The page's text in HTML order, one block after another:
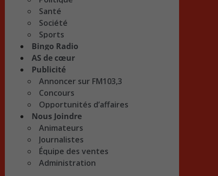
Santé
Société
Sports
Bingo Radio
AS de cœur
Publicité
Annoncer sur FM103,3
Concours
Opportunités d’affaires
Nous Joindre
Animateurs
Journalistes
Équipe des ventes
Administration